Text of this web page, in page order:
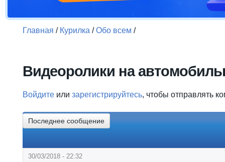
Главная / Курилка /Обо всем /
Видеоролики на
Войдите или зарегистрируйтесь, чтобы отправлять
Последнее сообщение
30/03/2018 - 22:32